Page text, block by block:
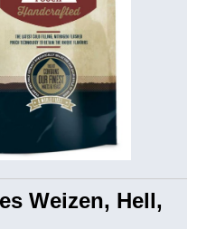
Weizen, Hell,